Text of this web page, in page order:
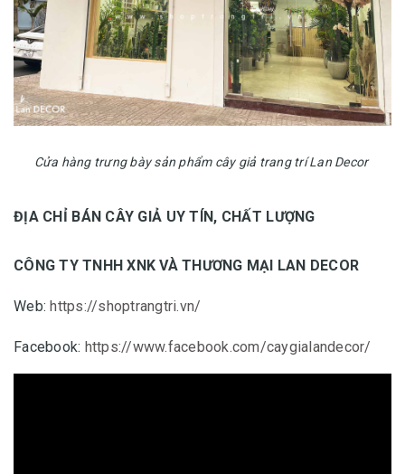
Cửa hàng trưng bày sản phẩm cây giả trang trí Lan Decor
ĐỊA CHỈ BÁN CÂY GIẢ UY TÍN, CHẤT LƯỢNG
CÔNG TY TNHH XNK VÀ THƯƠNG MẠI LAN DECOR
Web:https://shoptrangtri.vn/
Facebook: https://www.facebook.com/caygialandecor/